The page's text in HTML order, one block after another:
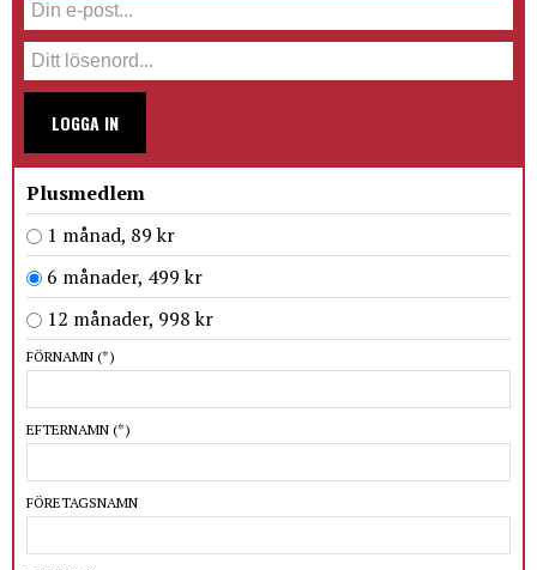
LOGGA IN
Plusmedlem
1 månad, 89 kr
6 månader, 499 kr
12 månader, 998 kr
FÖRNAMN (*)
EFTERNAMN (*)
FÖRETAGSNAMN